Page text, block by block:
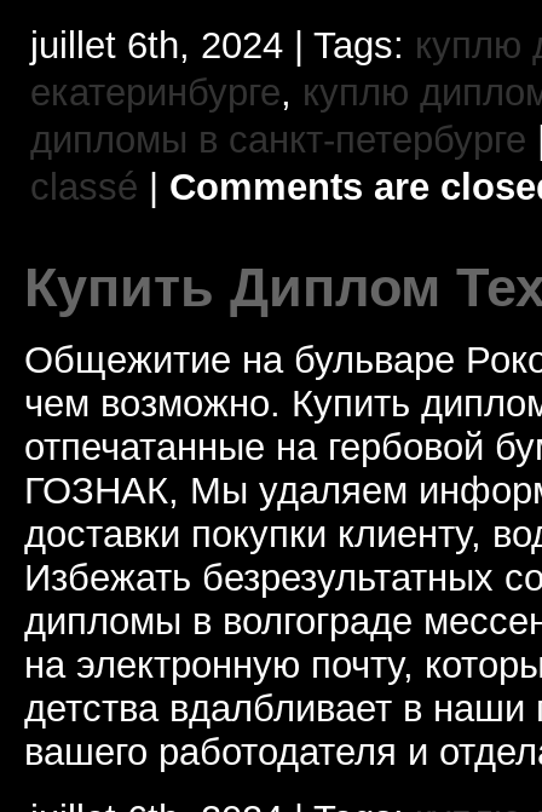
juillet 6th, 2024 | Tags: куплю
екатеринбурге, куплю
дипломы в санкт-петербурге
classé
Comments are
Купить Диплом
Общежитие на бульваре
чем возможно. Купить
отпечатанные на гербовой
ГОЗНАК, Мы удаляем
доставки покупки клиенту,
Избежать безрезультатных
дипломы в волгограде
на электронную почту,
детства вдалбливает в наши
вашего работодателя и